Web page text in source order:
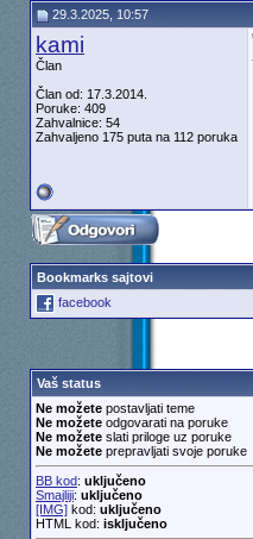
29.3.2025, 10:57
kami
Član
Član od: 17.3.2014.
Poruke: 409
Zahvalnice: 54
Zahvaljeno 175 puta na 112 poruka
Bookmarks sajtovi
facebook
Vaš status
Ne možetepostavljati teme
Ne možeteodgovarati na poruke
Ne možeteslati priloge uz poruke
Ne možeteprepravljati svoje poruke
BB kod: uključeno
Smajliji: uključeno
[IMG]kod: uključeno
HTML kod: isključeno